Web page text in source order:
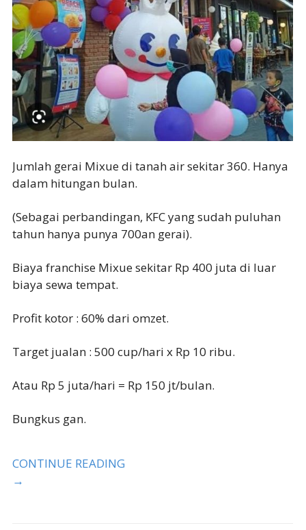
Jumlah gerai Mixue di tanah air sekitar 360. Hanya
dalam hitungan bulan.
(Sebagai perbandingan, KFC yang sudah puluhan
tahun hanya punya 700an gerai).
Biaya franchise Mixue sekitar Rp 400 juta di luar
biaya sewa tempat.
Profit kotor : 60% dari omzet.
Target jualan : 500 cup/hari x Rp 10 ribu.
Atau Rp 5 juta/hari = Rp 150 jt/bulan.
Bungkus gan.
CONTINUE READING
→